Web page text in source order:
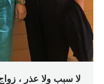
لا سبب ولا عذر ،